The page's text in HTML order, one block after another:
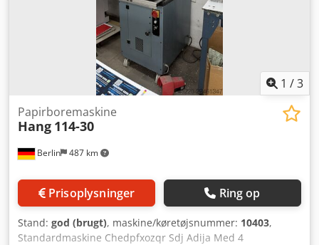
1 /3
Berlin 487 km
Papirboremaskine
Hang 114-30
Prisoplysninger Ring op
Stand: god (brugt), maskine/køretøjsnummer: 10403,
Standardmaskine Chedpfxozqr Sdj Adija Med 4